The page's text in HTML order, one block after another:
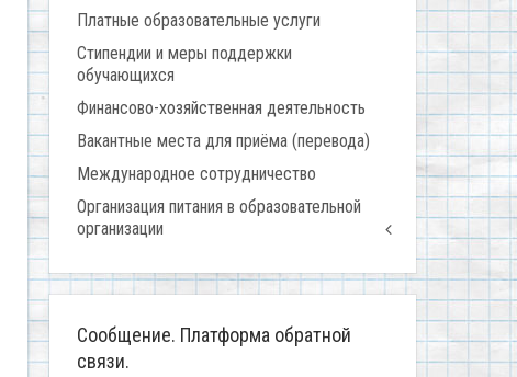
Платные образовательные услуги
Стипендии и меры поддержки
обучающихся
Финансово-хозяйственная деятельность
Вакантные места для приёма (перевода)
Международное сотрудничество
Организация питания в образовательной
организации
Сообщение. Платформа обратной
связи.